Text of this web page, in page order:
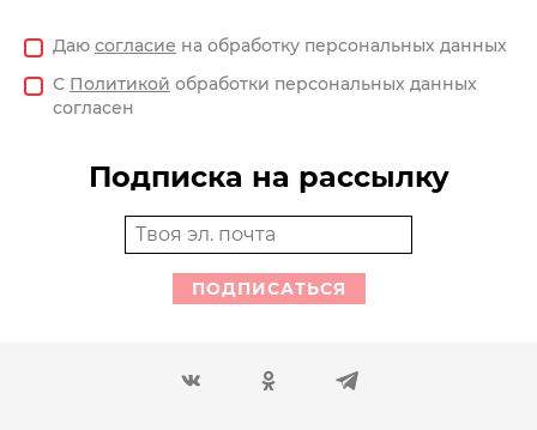
Даю согласие на обработку персональных данных
С Политикой обработки персональных данных
согласен
Подписка на рассылку
ПОДПИСАТЬСЯ